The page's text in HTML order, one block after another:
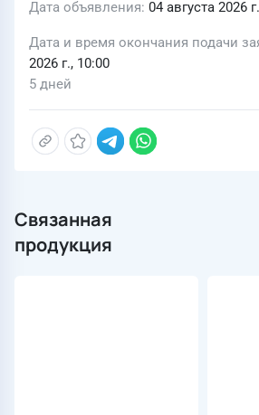
Дата объявления 04 августа 2026
Дата и время окончания подачи
2026 г., 10:00
5 дней
Связанная
продукция